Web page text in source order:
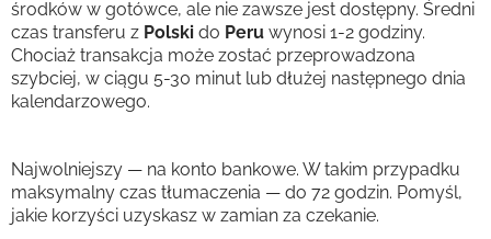
środków w gotówce, ale nie zawsze jest dostępny. Średni
czas transferu z Polski do Peru wynosi 1-2 godziny.
Chociaż transakcja może zostać przeprowadzona
szybciej, w ciągu 5-30 minut lub dłużej następnego dnia
kalendarzowego.
Najwolniejszy — na konto bankowe. W takim przypadku
maksymalny czas tłumaczenia — do 72 godzin. Pomyśl,
jakie korzyści uzyskasz w zamian za czekanie.